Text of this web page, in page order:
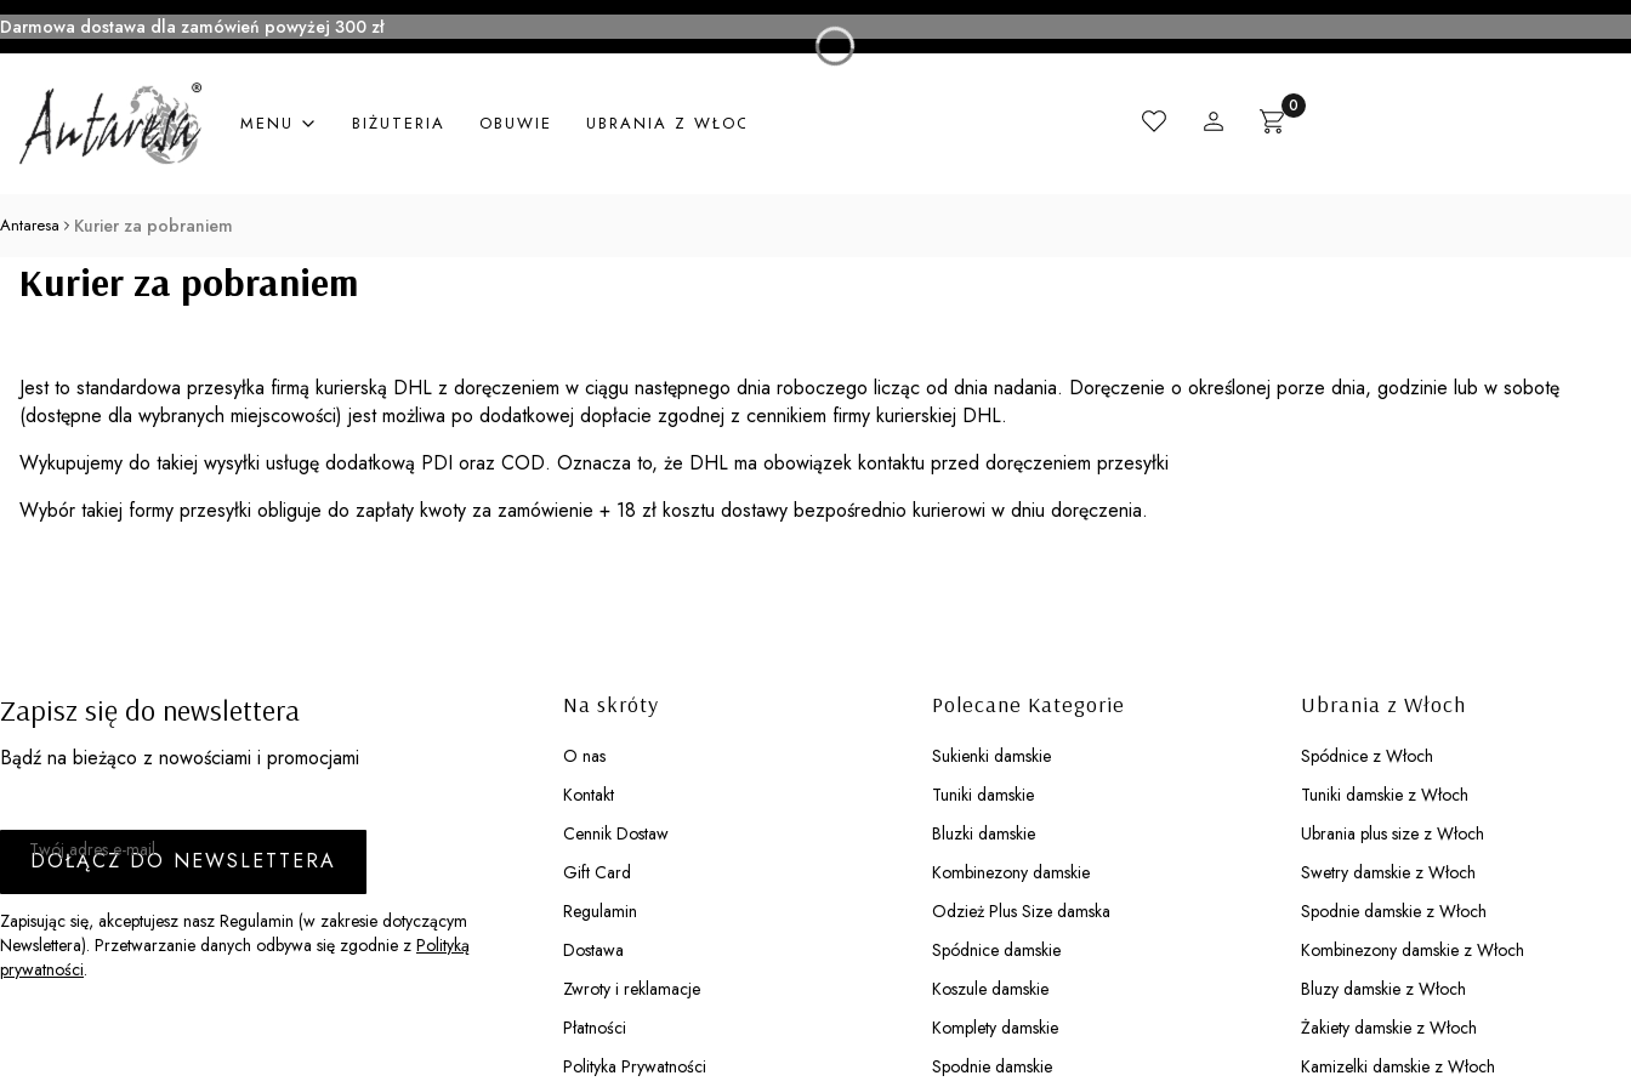
Darmowa dostawa dla zamówień powyżej 300 zł
MENU BIŻUTERIA OBUWIE UBRANIA Z WŁOCH MADE IN ITALY
UlubioneZaloguj sięProdukty w koszyku: 0. Zobacz szczegóły
Koszyk
Antaresa Kurier za pobraniem
Kurier za pobraniem
Jest to standardowa przesyłka firmą kurierską DHL z doręczeniem w ciągu następnego dnia roboczego licząc od dnia nadania. Doręczenie o określonej porze dnia, godzinie lub w sobotę
(dostępne dla wybranych miejscowości) jest możliwa po dodatkowej dopłacie zgodnej z cennikiem firmy kurierskiej DHL.
Wykupujemy do takiej wysyłki usługę dodatkową PDI oraz COD. Oznacza to, że DHL ma obowiązek kontaktu przed doręczeniem przesyłki
Wybór takiej formy przesyłki obliguje do zapłaty kwoty za zamówienie + 18 zł kosztu dostawy bezpośrednio kurierowi w dniu doręczenia.
Zapisz się do newslettera
Bądź na bieżąco z nowościami i promocjami
Twój adres e-mail
DOŁĄCZ DO NEWSLETTERA
Zapisując się, akceptujesz nasz Regulamin (w zakresie dotyczącym
Newslettera). Przetwarzanie danych odbywa się zgodnie z Polityką
prywatności.
Linki w stopce
Na skróty
O nas
Kontakt
Cennik Dostaw
Gift Card
Regulamin
Dostawa
Zwroty i reklamacje
Płatności
Polityka Prywatności
Polecane Kategorie
Sukienki damskie
Tuniki damskie
Bluzki damskie
Kombinezony damskie
Odzież Plus Size damska
Spódnice damskie
Koszule damskie
Komplety damskie
Spodnie damskie
Ubrania z Włoch
Spódnice z Włoch
Tuniki damskie z Włoch
Ubrania plus size z Włoch
Swetry damskie z Włoch
Spodnie damskie z Włoch
Kombinezony damskie z Włoch
Bluzy damskie z Włoch
Żakiety damskie z Włoch
Kamizelki damskie z Włoch